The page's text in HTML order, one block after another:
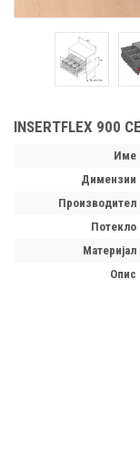
INSERTFLEX
Име
димензии
производител
потекло
материјал
опис